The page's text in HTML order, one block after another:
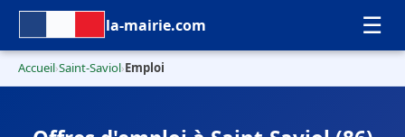
la-mairie.com ☰
Accueil›Saint-Saviol›Emploi